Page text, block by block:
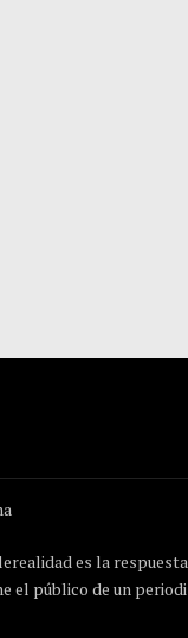
es la
el público de un